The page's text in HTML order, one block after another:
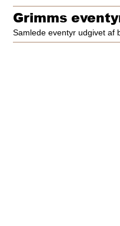
Grimms
Samlede eventyr udgivet af